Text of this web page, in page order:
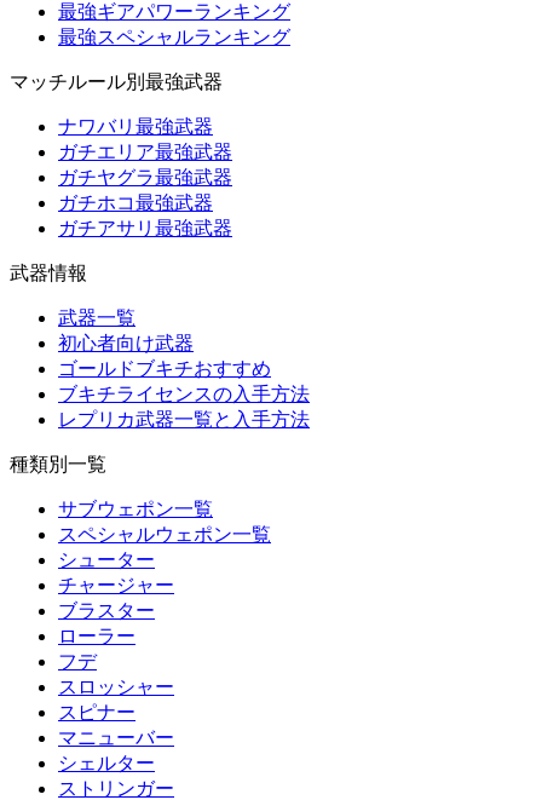
最強ギアパワーランキング
最強スペシャルランキング
マッチルール別最強武器
ナワバリ最強武器
ガチエリア最強武器
ガチヤグラ最強武器
ガチホコ最強武器
ガチアサリ最強武器
武器情報
武器一覧
初心者向け武器
ゴールドブキチおすすめ
ブキチライセンスの入手方法
レプリカ武器一覧と入手方法
種類別一覧
サブウェポン一覧
スペシャルウェポン一覧
シューター
チャージャー
ブラスター
ローラー
フデ
スロッシャー
スピナー
マニューバー
シェルター
ストリンガー